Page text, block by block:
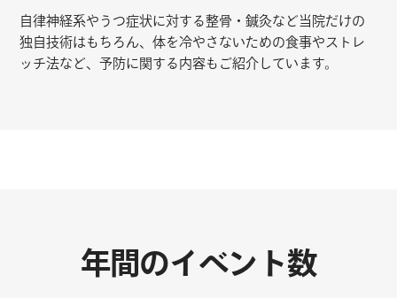
自律神経系やうつ症状に対する整骨・鍼灸など当院だけの
独自技術はもちろん、体を冷やさないための食事やストレ
ッチ法など、予防に関する内容もご紹介しています。
年間のイベント数